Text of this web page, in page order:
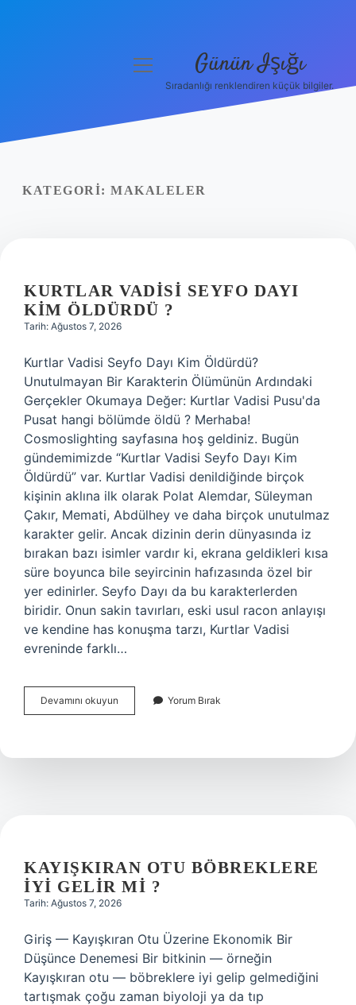
Yasal Uyarı
menüyü
Günün Işığı
Sıradanlığı renklendiren küçük bilgiler.
KATEGORI: MAKALELER
KURTLAR VADISI SEYFO DAYI
KIM ÖLDÜRDÜ ?
Tarih: Ağustos 7, 2026
Kurtlar Vadisi Seyfo Dayı Kim Öldürdü?
Unutulmayan Bir Karakterin Ölümünün Ardındaki
Gerçekler Okumaya Değer: Kurtlar Vadisi Pusu'da
Pusat hangi bölümde öldü ? Merhaba!
Cosmoslighting sayfasına hoş geldiniz. Bugün
gündemimizde “Kurtlar Vadisi Seyfo Dayı Kim
Öldürdü” var. Kurtlar Vadisi denildiğinde birçok
kişinin aklına ilk olarak Polat Alemdar, Süleyman
Çakır, Memati, Abdülhey ve daha birçok unutulmaz
karakter gelir. Ancak dizinin derin dünyasında iz
bırakan bazı isimler vardır ki, ekrana geldikleri kısa
süre boyunca bile seyircinin hafızasında özel bir
yer edinirler. Seyfo Dayı da bu karakterlerden
biridir. Onun sakin tavırları, eski usul racon anlayışı
ve kendine has konuşma tarzı, Kurtlar Vadisi
evreninde farklı…
Devamını okuyun
Vadisi
Kim
Yorum Bırak
KAYIŞKIRAN OTU BÖBREKLERE
IYI GELIR MI ?
Tarih: Ağustos 7, 2026
Giriş — Kayışkıran Otu Üzerine Ekonomik Bir
Düşünce Denemesi Bir bitkinin — örneğin
Kayışkıran otu — böbreklere iyi gelip gelmediğini
tartışmak çoğu zaman biyoloji ya da tıp